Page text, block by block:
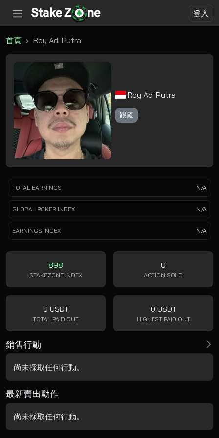
登入
首頁 Roy Adi Putra
Roy Adi Putra
跟隨
TOTAL EARNINGS N/A
GLOBAL POKER INDEX N/A
EARNINGS INDEX N/A
898
STAKEZONE INDEX
0
ACTION SOLD
0 USDT
TOTAL PAID OUT
0 USDT
HIGHEST PAID OUT
銷售行動
尚未採取任何行動。
最新賣出動作
尚未採取任何行動。